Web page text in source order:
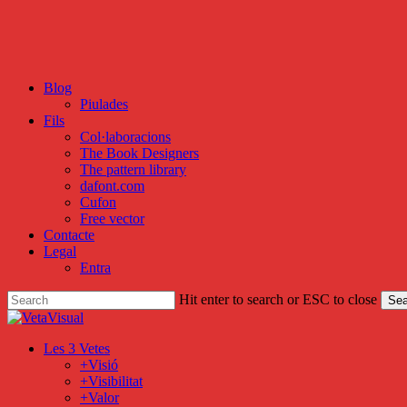
Blog
Piulades
Fils
Col·laboracions
The Book Designers
The pattern library
dafont.com
Cufon
Free vector
Contacte
Legal
Entra
Hit enter to search or ESC to close
Close
search
Menu
Les 3 Vetes
+Visió
+Visibilitat
+Valor